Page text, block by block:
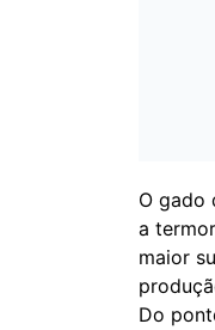
O gado
a
maior
Do